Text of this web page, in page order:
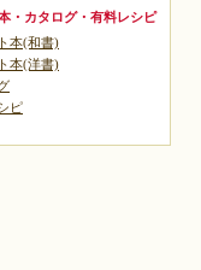
・カタログ・有料レシピ
本(和書)
本(洋書)
ピ